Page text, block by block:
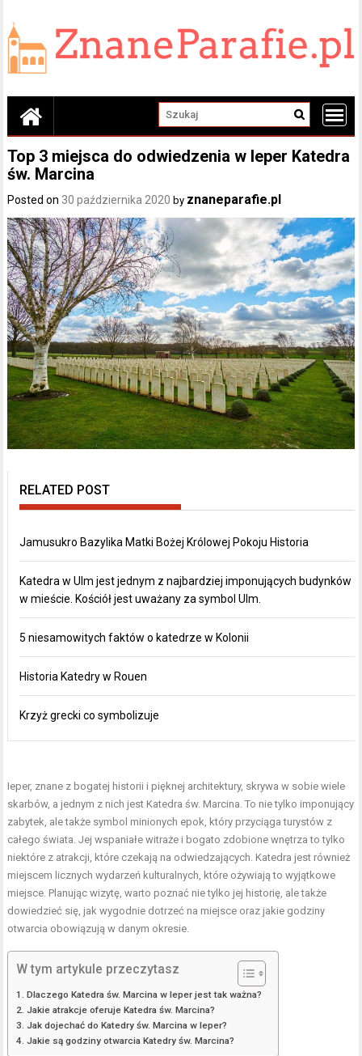
content
Top 3 miejsca do odwiedzenia w Ieper Katedra
św. Marcina
Posted on 30 października 2020 by znaneparafie.pl
RELATED POST
Jamusukro Bazylika Matki Bożej Królowej Pokoju Historia
Katedra w Ulm jest jednym z najbardziej imponujących budynków
w mieście. Kościół jest uważany za symbol Ulm.
5 niesamowitych faktów o katedrze w Kolonii
Historia Katedry w Rouen
Krzyż grecki co symbolizuje
Ieper, znane z bogatej historii i pięknej architektury, skrywa w sobie wiele
skarbów, a jednym z nich jest Katedra św. Marcina. To nie tylko imponujący
zabytek, ale także symbol minionych epok, który przyciąga turystów z
całego świata. Jej wspaniałe witraże i bogato zdobione wnętrza to tylko
niektóre z atrakcji, które czekają na odwiedzających. Katedra jest również
miejscem licznych wydarzeń kulturalnych, które ożywiają to wyjątkowe
miejsce. Planując wizytę, warto poznać nie tylko jej historię, ale także
dowiedzieć się, jak wygodnie dotrzeć na miejsce oraz jakie godziny
otwarcia obowiązują w danym okresie.
W tym artykule przeczytasz
Dlaczego Katedra św. Marcina w Ieper jest tak ważna?
Jakie atrakcje oferuje Katedra św. Marcina?
Jak dojechać do Katedry św. Marcina w Ieper?
Jakie są godziny otwarcia Katedry św. Marcina?